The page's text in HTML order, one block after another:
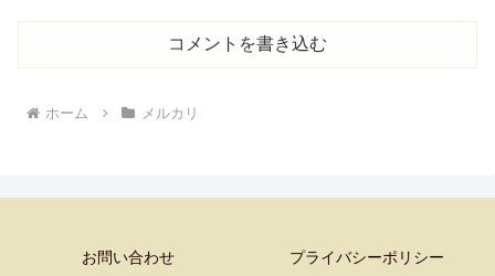
コメントを書き込む
ホーム メルカリ
お問い合わせ
プライバシーポリシー